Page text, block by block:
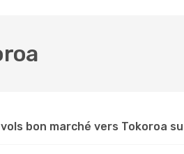
bon marché vers Tokoroa